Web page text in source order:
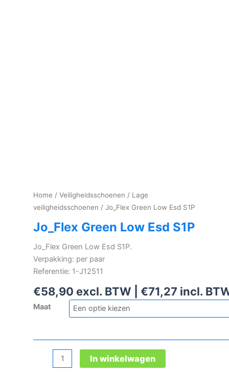
Home / Veiligheidsschoenen / Lage
veiligheidsschoenen / Jo_Flex Green Low Esd S1P
Jo_Flex Green Low Esd S1P
Jo_Flex Green Low Esd S1P.
Verpakking: per paar
Referentie: 1-J12511
€58,90 excl. BTW | €71,27 incl.
Maat
Green
In winkelwagen